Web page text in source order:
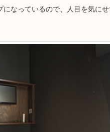
になっているので、人目を気に